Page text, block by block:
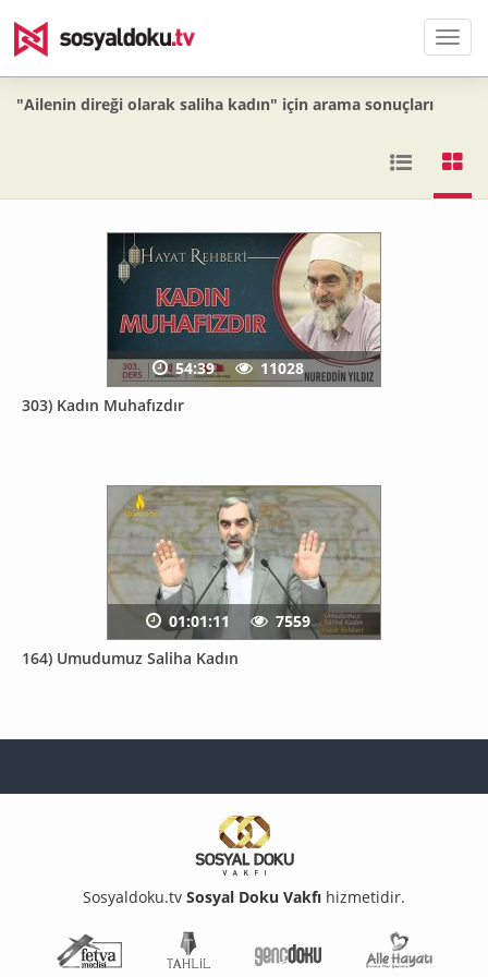
Menü
"Ailenin direği olarak saliha kadın" için arama sonuçları
303) Kadın Muhafızdır
54:39 11028
164) Umudumuz Saliha Kadın
01:01:11 7559
Sosyaldoku.tv Sosyal Doku Vakfı hizmetidir.
Fetva Meclisi
Genç Doku